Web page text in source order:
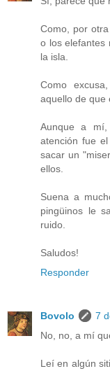
Como, por
o los elefantes
la isla.
Como
aquello de que
Aunque a
atención fue
sacar un
ellos.
Suena a
pingüinos le
ruido.
Saludos!
Responder
Bovolo
7
No, no, a mí
Leí en algún